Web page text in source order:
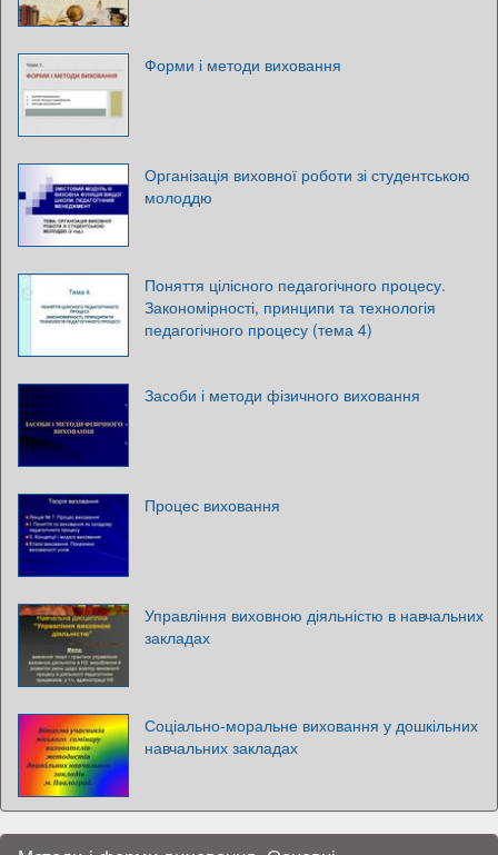
Форми і методи виховання
Організація виховної роботи зі студентською
молоддю
Поняття цілісного педагогічного процесу.
Закономірності, принципи та технологія
педагогічного процесу (тема 4)
Засоби і методи фізичного виховання
Процес виховання
Управління виховною діяльністю в навчальних
закладах
Соціально-моральне виховання у дошкільних
навчальних закладах